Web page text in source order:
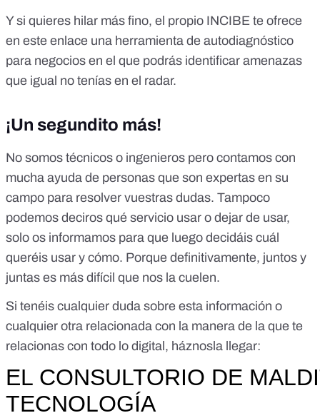
Y si quieres hilar más fino, el propio INCIBE te ofrece
en este enlace una herramienta de autodiagnóstico
para negocios en el que podrás identificar amenazas
que igual no tenías en el radar.
¡Un segundito más!
No somos técnicos o ingenieros pero contamos con
mucha ayuda de personas que son expertas en su
campo para resolver vuestras dudas. Tampoco
podemos deciros qué servicio usar o dejar de usar,
solo os informamos para que luego decidáis cuál
queréis usar y cómo. Porque definitivamente, juntos y
juntas es más difícil que nos la cuelen.
Si tenéis cualquier duda sobre esta información o
cualquier otra relacionada con la manera de la que te
relacionas con todo lo digital, háznosla llegar: